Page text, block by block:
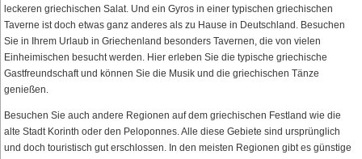
leckeren griechischen Salat. Und ein Gyros in einer typischen griechischen
Taverne ist doch etwas ganz anderes als zu Hause in Deutschland. Besuchen
Sie in Ihrem Urlaub in Griechenland besonders Tavernen, die von vielen
Einheimischen besucht werden. Hier erleben Sie die typische griechische
Gastfreundschaft und können Sie die Musik und die griechischen Tänze
genießen.
Besuchen Sie auch andere Regionen auf dem griechischen Festland wie die
alte Stadt Korinth oder den Peloponnes. Alle diese Gebiete sind ursprünglich
und doch touristisch gut erschlossen. In den meisten Regionen gibt es günstige